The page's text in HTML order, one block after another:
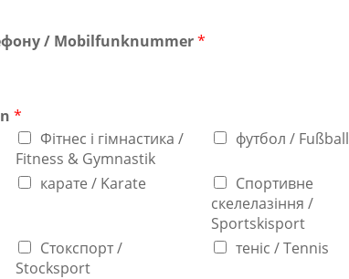
/ Mobilfunknummer*
*
Фітнес і гімнастика /
Fitness & Gymnastik
футбол / Fußball
карате / Karate
Спортивне
скелелазіння /
Sportskisport
Стокспорт /
Stocksport
теніс / Tennis